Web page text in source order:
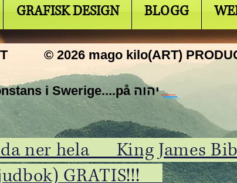
GRAFISK DESIGN BLOGG
© 2026 mago kilo(ART)
SWISH 123-4947289 ...någonstans i Swerige....på יהוה__
ner hela King James
GRATIS!!!